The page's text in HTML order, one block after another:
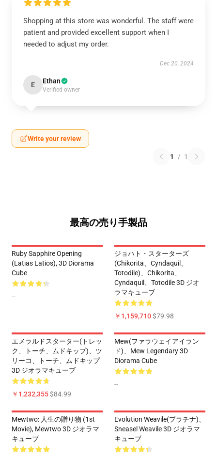
Shopping at this store was wonderful. The staff were
patient and provided excellent support when I
needed to adjust my order.
Dec 20, 2024
E Ethan
Verified owner
Write your review
1 / 1
最高の売り手製品
Ruby Sapphire Opening
(Latias Latios), 3D Diorama
Cube
--
ジョハト・スターターズ
(Chikorita、Cyndaquil、
Totodile)、Chikorita、
Cyndaquil、Totodile 3D ジオ
ラマキューブ
￥1,159,710$79.98
エメラルドスターター(トレッ
ク、トーチ、ムドキップ)、ツ
リーコ、トーチ、ムドキップ
3D ジオラマキューブ
￥1,232,355$84.99
Mew(ファラウェイアイラン
ド)、Mew Legendary 3D
Diorama Cube
--
Mewtwo: 人生の贈り物 (1st
Movie), Mewtwo 3D ジオラマ
キューブ
Evolution Weavile(プラチナ)、
Sneasel Weavile 3D ジオラマ
キューブ